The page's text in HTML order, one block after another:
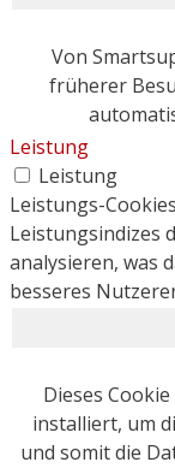
Von
früherer
Leistung
Leistung
Leistungs-
Leistungsindizes
analysieren, was
besseres
Dieses
installiert, um
und somit die